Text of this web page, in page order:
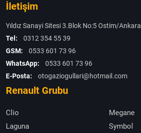
İletişim
Yıldız Sanayi Sitesi 3.Blok No:5 Ostim/Ankara
Tel:
0312 354 55 39
GSM:
0533 601 73 96
WhatsApp:
0533 601 73 96
E-Posta:
otogaziogullari@hotmail.com
Renault Grubu
Clio
Megane
Laguna
Symbol